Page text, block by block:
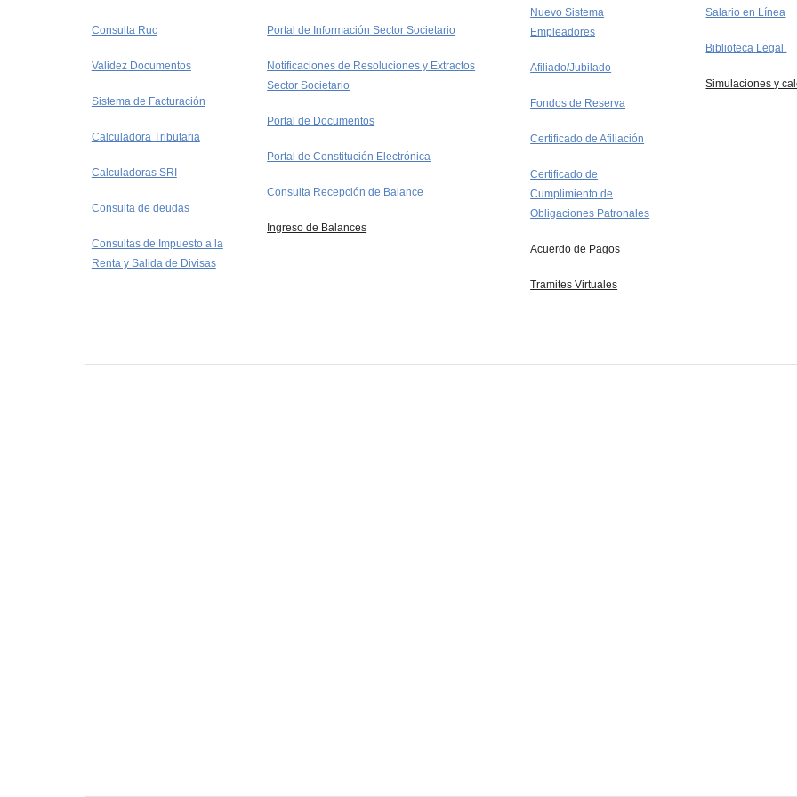
Consulta Ruc
Validez Documentos
Sistema de Facturación
Calculadora Tributaria
Calculadoras SRI
Consulta de deudas
Consultas de Impuesto a la
Renta y Salida de Divisas
Portal de Información Sector Societario
Notificaciones de Resoluciones y Extractos
Sector Societario
Portal de Documentos
Portal de Constitución Electrónica
Consulta Recepción de Balance
Ingreso de Balances
Nuevo Sistema
Empleadores
Afiliado/Jubilado
Fondos de Reserva
Certificado de Afiliación
Certificado de
Cumplimiento de
Obligaciones Patronales
Acuerdo de Pagos
Tramites Virtuales
Salario en Línea
Biblioteca Legal.
Simulaciones y